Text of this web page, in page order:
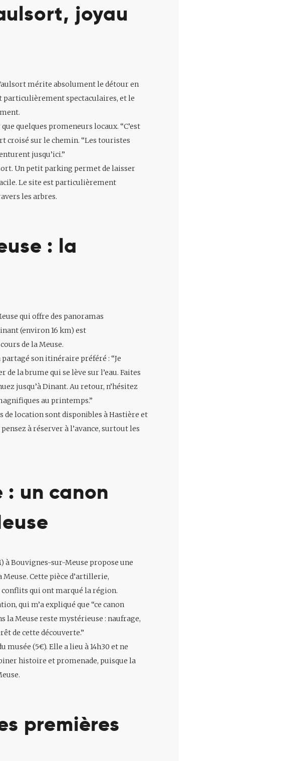
joyau
mérite absolument le détour en
particulièrement spectaculaires, et le
quelques promeneurs locaux. “C’est
croisé sur le chemin. “Les touristes
jusqu’ici.”
Un petit parking permet de laisser
Le site est particulièrement
les arbres.
: la
qui offre des panoramas
(environ 16 km) est
de la Meuse.
partagé son itinéraire préféré : “Je
la brume qui se lève sur l’eau. Faites
jusqu’à Dinant. Au retour, n’hésitez
au printemps.”
de location sont disponibles à Hastière et
à réserver à l’avance, surtout les
: un canon
à Bouvignes-sur-Meuse propose une
Cette pièce d’artillerie,
qui ont marqué la région.
qui m’a expliqué que “ce canon
la Meuse reste mystérieuse : naufrage,
de cette découverte.”
(5€). Elle a lieu à 14h30 et ne
histoire et promenade, puisque la
premières